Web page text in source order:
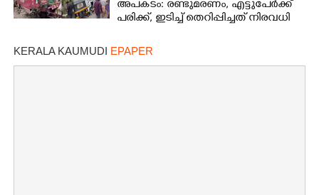
അപകടം: രണ്ടുമരണം, എട്ടുപേർക്ക്
പരിക്ക്, ഇടിച്ച് തെറിപ്പിച്ചത് നിരവധി
KERALA KAUMUDI EPAPER